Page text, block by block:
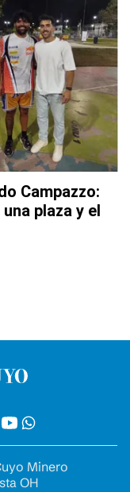
Campazzo:
plaza y el
Minero
OH